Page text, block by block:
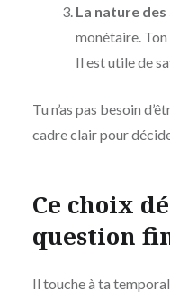
La nature
monétaire.
Il est utile de
Tu n’as pas besoin
cadre clair pour
Ce choix
question
Il touche à ta